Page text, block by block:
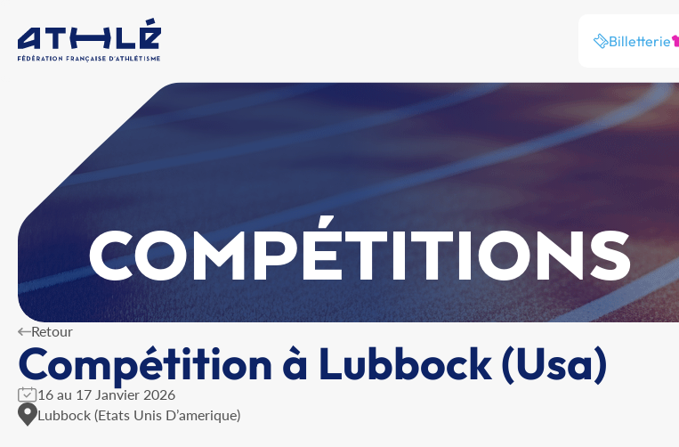
Billetterie
COMPÉTITIONS
Retour
Compétition à Lubbock (Usa)
16 au 17 Janvier 2026
Lubbock (Etats Unis D’amerique)